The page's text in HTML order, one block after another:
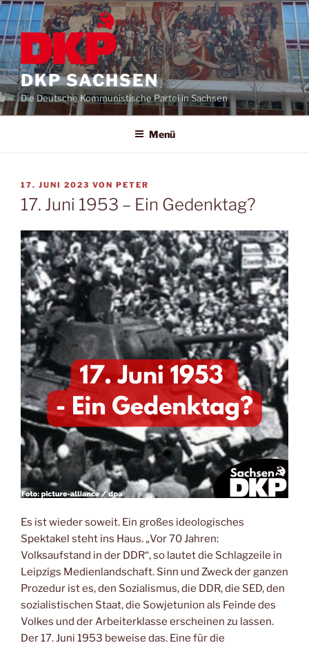
DKP SACHSEN
Die Deutsche Kommunistische Partei in Sachsen
Menü
17. JUNI 2023 VON PETER
17. Juni 1953 – Ein Gedenktag?
Es ist wieder soweit. Ein großes ideologisches
Spektakel steht ins Haus. „Vor 70 Jahren:
Volksaufstand in der DDR“, so lautet die Schlagzeile in
Leipzigs Medienlandschaft. Sinn und Zweck der ganzen
Prozedur ist es, den Sozialismus, die DDR, die SED, den
sozialistischen Staat, die Sowjetunion als Feinde des
Volkes und der Arbeiterklasse erscheinen zu lassen.
Der 17. Juni 1953 beweise das. Eine für die